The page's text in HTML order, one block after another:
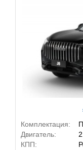
Комплектация:
Двигатель:
КПП: